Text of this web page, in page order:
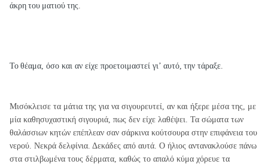
άκρη του ματιού της.
Το θέαμα, όσο και αν είχε προετοιμαστεί γι’ αυτό, την τάραξε.
Μισόκλεισε τα μάτια της για να σιγουρευτεί, αν και ήξερε μέσα της, με
μία καθησυχαστική σιγουριά, πως δεν είχε λαθέψει. Τα σώματα των
θαλάσσιων κητών επέπλεαν σαν σάρκινα κούτσουρα στην επιφάνεια του
νερού. Νεκρά δελφίνια. Δεκάδες από αυτά. Ο ήλιος αντανακλούσε πάνω
στα στιλβωμένα τους δέρματα, καθώς το απαλό κύμα χόρευε τα